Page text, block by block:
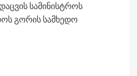
სამინისტროს
გორის სამხედო